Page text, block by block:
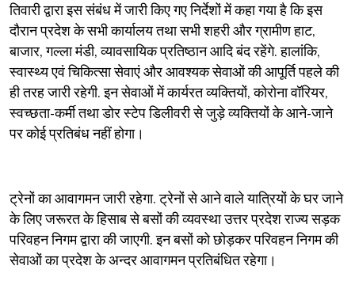
तिवारी द्वारा इस संबंध में जारी किए गए निर्देशों में कहा गया है कि इस
दौरान प्रदेश के सभी कार्यालय तथा सभी शहरी और ग्रामीण हाट,
बाजार, गल्ला मंडी, व्यावसायिक प्रतिष्ठान आदि बंद रहेंगे. हालांकि,
स्वास्थ्य एवं चिकित्सा सेवाएं और आवश्यक सेवाओं की आपूर्ति पहले की
ही तरह जारी रहेगी. इन सेवाओं में कार्यरत व्यक्तियों, कोरोना वॉरियर,
स्वच्छता-कर्मी तथा डोर स्टेप डिलीवरी से जुड़े व्यक्तियों के आने-जाने
पर कोई प्रतिबंध नहीं होगा।
ट्रेनों का आवागमन जारी रहेगा. ट्रेनों से आने वाले यात्रियों के घर जाने
के लिए जरूरत के हिसाब से बसों की व्यवस्था उत्तर प्रदेश राज्य सड़क
परिवहन निगम द्वारा की जाएगी. इन बसों को छोड़कर परिवहन निगम की
सेवाओं का प्रदेश के अन्दर आवागमन प्रतिबंधित रहेगा।